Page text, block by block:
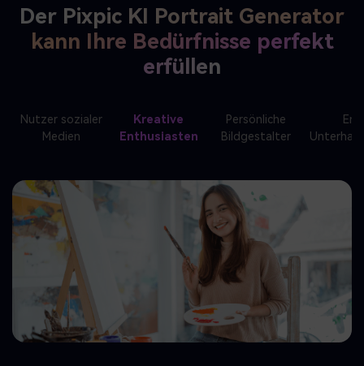
Der Pixpic KI Portrait Generator
kann Ihre Bedürfnisse perfekt
erfüllen
Nutzer sozialer
Medien
Kreative
Enthusiasten
Persönliche
Bildgestalter